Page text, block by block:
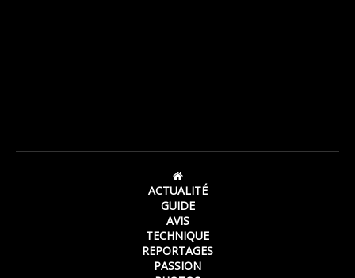
ACTUALITÉ
GUIDE
AVIS
TECHNIQUE
REPORTAGES
PASSION